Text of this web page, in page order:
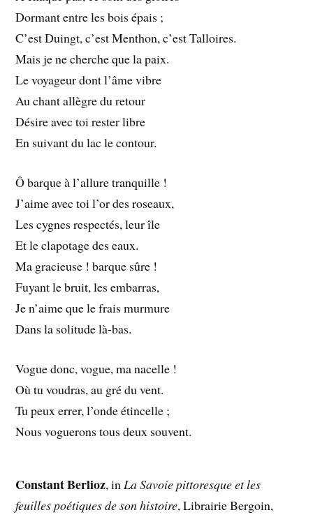
Dormant entre les bois épais ;
C’est Duingt, c’est Menthon, c’est Talloires.
Mais je ne cherche que la paix.
Le voyageur dont l’âme vibre
Au chant allègre du retour
Désire avec toi rester libre
En suivant du lac le contour.
Ô barque à l’allure tranquille !
J’aime avec toi l’or des roseaux,
Les cygnes respectés, leur île
Et le clapotage des eaux.
Ma gracieuse ! barque sûre !
Fuyant le bruit, les embarras,
Je n’aime que le frais murmure
Dans la solitude là-bas.
Vogue donc, vogue, ma nacelle !
Où tu voudras, au gré du vent.
Tu peux errer, l’onde étincelle ;
Nous voguerons tous deux souvent.
Constant Berlioz, inLa Savoie pittoresque et les
feuilles poétiques de son histoire, Librairie Bergoin,